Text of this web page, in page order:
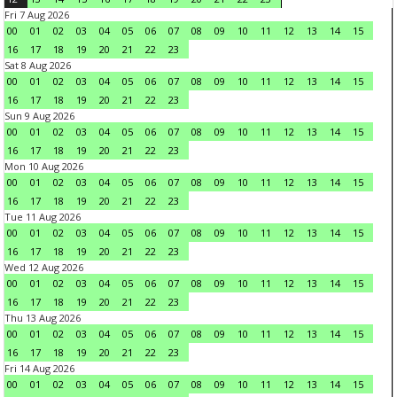
Fri 7 Aug 2026
00
01 02 03 04 05 06 07 08 09 10 11 12 13 14
15
16
17 18 19 20 21 22
23
Sat 8 Aug 2026
00
01 02 03 04 05 06 07 08 09 10 11 12 13 14
15
16
17 18 19 20 21 22
23
Sun 9 Aug 2026
00
01 02 03 04 05 06 07 08 09 10 11 12 13 14
15
16
17 18 19 20 21 22
23
Mon 10 Aug 2026
00
01 02 03 04 05 06 07 08 09 10 11 12 13 14
15
16
17 18 19 20 21 22
23
Tue 11 Aug 2026
00
01 02 03 04 05 06 07 08 09 10 11 12 13 14
15
16
17 18 19 20 21 22
23
Wed 12 Aug 2026
00
01 02 03 04 05 06 07 08 09 10 11 12 13 14
15
16
17 18 19 20 21 22
23
Thu 13 Aug 2026
00
01 02 03 04 05 06 07 08 09 10 11 12 13 14
15
16
17 18 19 20 21 22
23
Fri 14 Aug 2026
00
01 02 03 04 05 06 07 08 09 10 11 12 13 14
15